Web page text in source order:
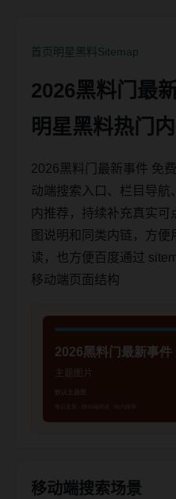
首页明星黑料Sitemap
2026黑料门最
明星黑料热门
2026黑料门最新事件 免
动端搜索入口、栏目导航
内推荐，持续补充真实
图说明和同类内链，方便
读，也方便百度通过
移动端页面结构
移动端搜索场景